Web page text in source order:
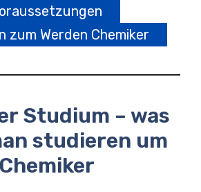
zum Werden Chemiker
Studium – was
studieren um
Chemiker